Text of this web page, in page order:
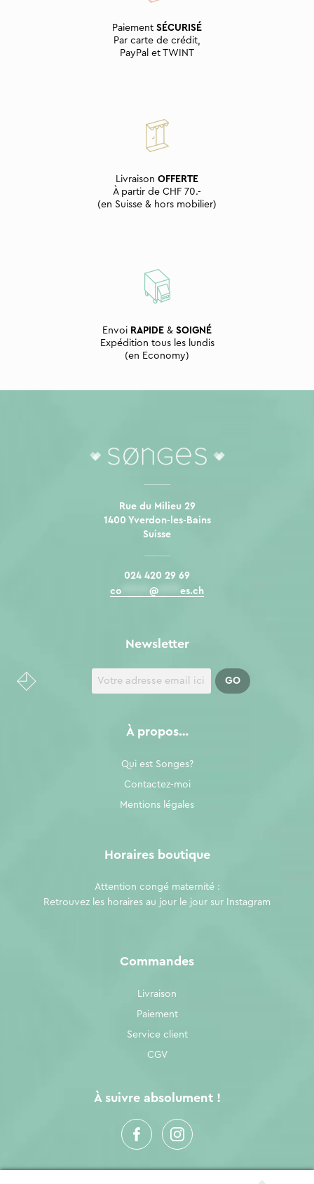
Paiement SÉCURISÉ
Par carte de crédit,
PayPal et TWINT
Livraison OFFERTE
À partir de CHF 70.-
(en Suisse & hors mobilier)
Envoi RAPIDE & SOIGNÉ
Expédition tous les lundis
(en Economy)
Rue du Milieu 29
1400 Yverdon-les-Bains
Suisse
024 420 29 69
co
@ es.ch
Commandes
Livraison
Paiement
Service client
CGV
À suivre absolument !
À propos…
Qui est Songes?
Contactez-moi
Mentions légales
Newsletter
Horaires boutique
Attention congé maternité :
Retrouvez les horaires au jour le jour sur
Instagram